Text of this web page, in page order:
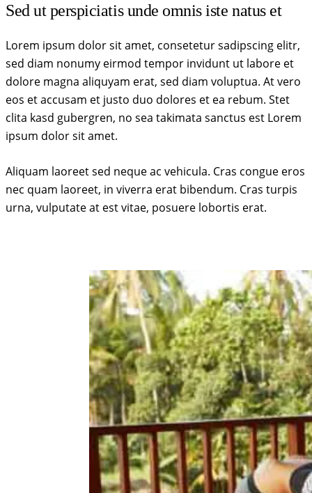
Sed ut perspiciatis unde omnis iste natus et
Lorem ipsum dolor sit amet, consetetur sadipscing elitr,
sed diam nonumy eirmod tempor invidunt ut labore et
dolore magna aliquyam erat, sed diam voluptua. At vero
eos et accusam et justo duo dolores et ea rebum. Stet
clita kasd gubergren, no sea takimata sanctus est Lorem
ipsum dolor sit amet.
Aliquam laoreet sed neque ac vehicula. Cras congue eros
nec quam laoreet, in viverra erat bibendum. Cras turpis
urna, vulputate at est vitae, posuere lobortis erat.